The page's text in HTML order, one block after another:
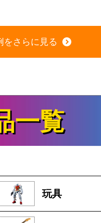
をさらに見る
一覧
玩具